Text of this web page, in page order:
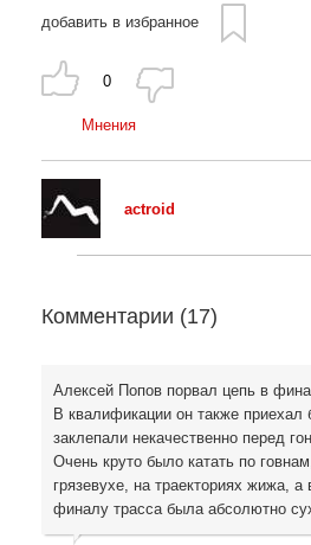
добавить в избранное
0
Мнения
actroid
Комментарии (17)
Алексей Попов порвал цепь в
В квалификации он также приехал
заклепали некачественно перед
Очень круто было катать по
грязевухе, на траекториях жижа, а
финалу трасса была абсолютно